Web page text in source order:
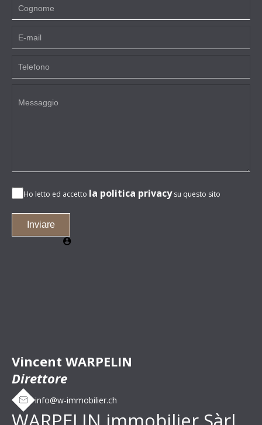
Ho letto ed accetto la politica privacysu questo sito
Inviare
Vincent WARPELIN
Direttore
info@w-immobilier.ch